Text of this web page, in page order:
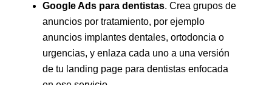
Google Ads para dentistas. Crea grupos de
anuncios por tratamiento, por ejemplo
anuncios implantes dentales, ortodoncia o
urgencias, y enlaza cada uno a una versión
de tu landing page para dentistas enfocada